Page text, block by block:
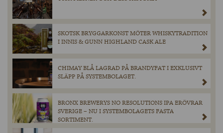
SKOTSK BRYGGARKONST MÖTER WHISKYTRADITION
I INNIS & GUNN HIGHLAND CASK ALE
CHIMAY BLÅ LAGRAD PÅ BRANDYFAT I EXKLUSIVT
SLÄPP PÅ SYSTEMBOLAGET.
BRONX BREWERYS NO RESOLUTIONS IPA ERÖVRAR
SVERIGE – NU I SYSTEMBOLAGETS FASTA
SORTIMENT.